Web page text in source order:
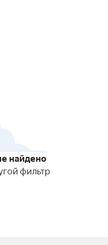
найдено
фильтр